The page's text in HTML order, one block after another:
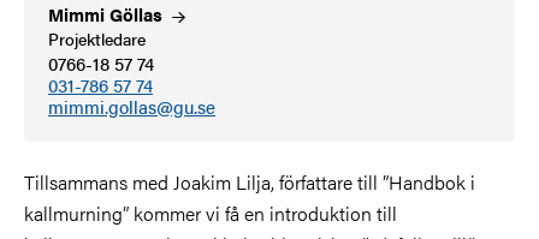
MimmiGöllas
Projektledare
0766-18 57 74
031-786 57 74
mimmi.gollas@gu.se
Tillsammans med Joakim Lilja, författare till ”Handbok i
kallmurning” kommer vi få en introduktion till